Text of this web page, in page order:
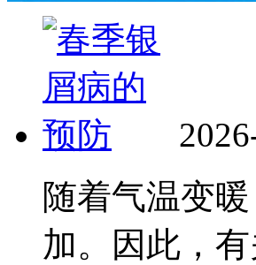
随着气温变
加。因此，